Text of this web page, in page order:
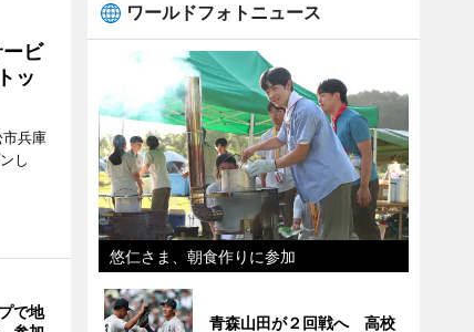
ビ
ッ
兵庫
し
で地
ワールドフォトニュース
悠仁さま、朝食作りに参加
青森山田が２回戦へ 高校